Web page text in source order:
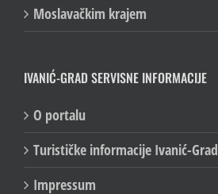
Moslavačkim krajem
IVANIĆ-GRAD SERVISNE INFORMACIJE
O portalu
Turističke informacije Ivanić-Grad
Impressum